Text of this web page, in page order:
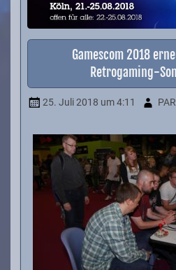
Gamescom 2018
Retrogaming-
25. Juli 2018 um 4:11